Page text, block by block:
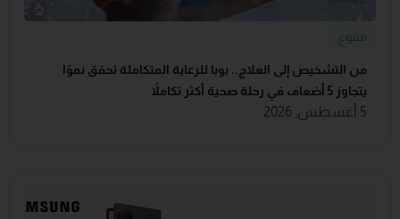
متنوع
من التشخيص إلى العلاج.. بوبا للرعاية المتكاملة تحقق نموًا
يتجاوز 5 أضعاف في رحلة صحية أكثر تكاملاً
5 أغسطس, 2026